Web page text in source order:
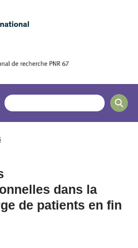
dans la
de patients en fin